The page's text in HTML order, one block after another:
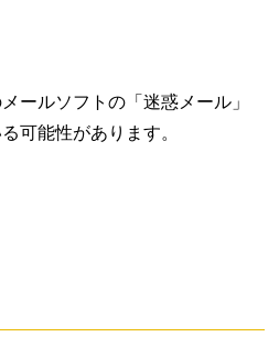
ールソフトの「迷惑メール」
可能性があります。